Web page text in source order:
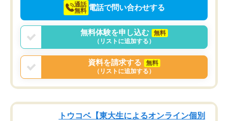
通話
無料 電話で問い合わせする
無料体験を申し込む
無料
（リストに追加する）
資料を請求する
無料
（リストに追加する）
トウコベ【東大生によるオンライン個別